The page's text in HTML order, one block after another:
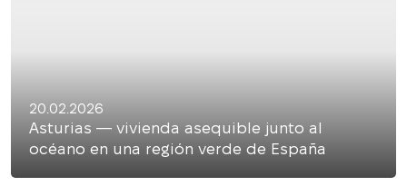
20.02.2026
Asturias — vivienda asequible junto al
océano en una región verde de España